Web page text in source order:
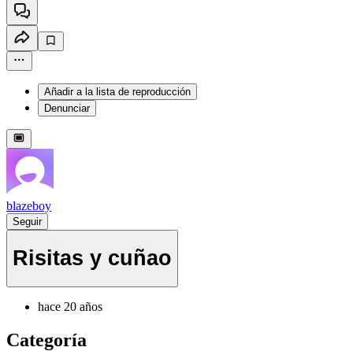
Añadir a la lista de reproducción
Denunciar
blazeboy
Seguir
Risitas y cuñao
hace 20 años
Categoría